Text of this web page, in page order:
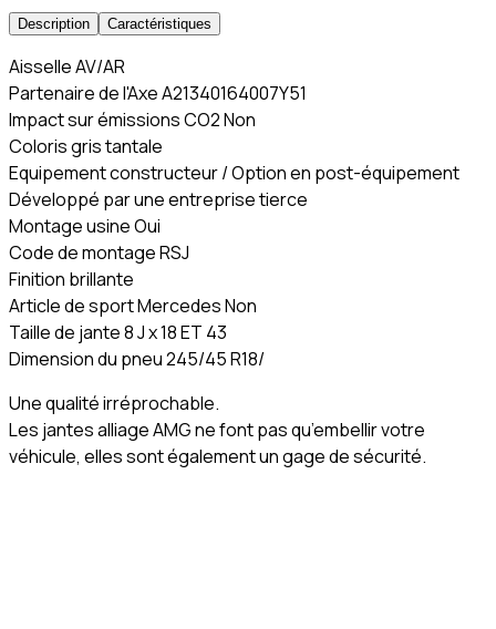
Description Caractéristiques
Aisselle AV/AR
Partenaire de l'Axe A21340164007Y51
Impact sur émissions CO2 Non
Coloris gris tantale
Equipement constructeur / Option en post-équipement
Développé par une entreprise tierce
Montage usine Oui
Code de montage RSJ
Finition brillante
Article de sport Mercedes Non
Taille de jante 8 J x 18 ET 43
Dimension du pneu 245/45 R18/
Une qualité irréprochable.
Les jantes alliage AMG ne font pas qu’embellir votre
véhicule, elles sont également un gage de sécurité.